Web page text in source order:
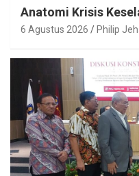
Anatomi Krisis
6 Agustus 2026 Philip